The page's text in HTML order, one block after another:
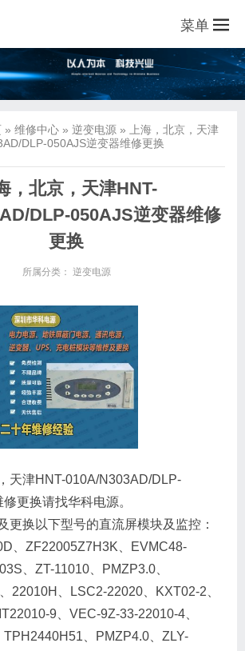
菜单
» 维修中心 » 逆变电源 » 上海，北京，天津
DLP-050AJS逆变器维修更换
，北京，天津HNT-
DLP-050AJS逆变器维修
更换
所属分类： 逆变电源
天津HNT-010A/N303AD/DLP-
更换请找华科电源。
更换以下型号的直流屏模块及监控：
、ZF22005Z7H3K、EVMC48-
、ZT-11010、PMZP3.0、
22010H、LSC2-22020、KXT02-2、
9、VEC-9Z-33-22010-4、
TPH2440H51、PMZP4.0、ZLY-